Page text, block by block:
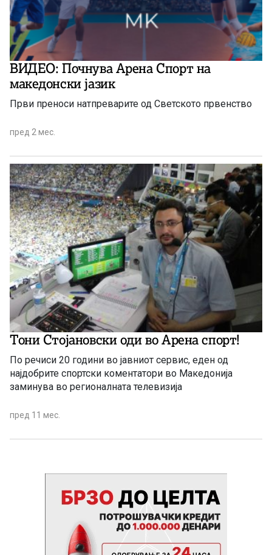
ВИДЕО: Почнува Арена Спорт на
македонски јазик
Први преноси натпреварите од Светското првенство
пред 2 мес.
Тони Стојановски оди во Арена спорт!
По речиси 20 години во јавниот сервис, еден од
најдобрите спортски коментатори во Македонија
заминува во регионалната телевизија
пред 11 мес.